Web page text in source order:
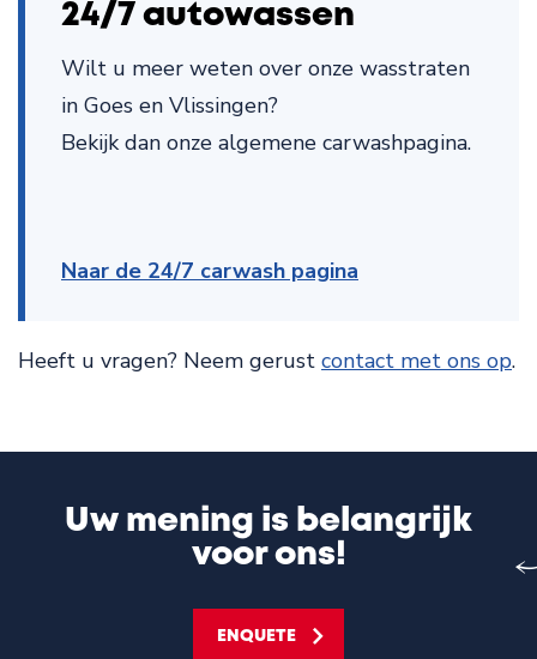
24/7 autowassen
Wilt u meer weten over onze wasstraten
in Goes en Vlissingen?
Bekijk dan onze algemene carwashpagina.
Naar de 24/7 carwash pagina
Heeft u vragen? Neem gerust contact met ons op.
Uw mening is belangrijk
voor ons!
ENQUETE